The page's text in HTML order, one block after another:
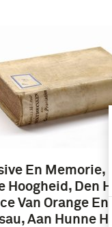
En Memorie,
Hoogheid, Den
Van Orange En
Aan Hunne